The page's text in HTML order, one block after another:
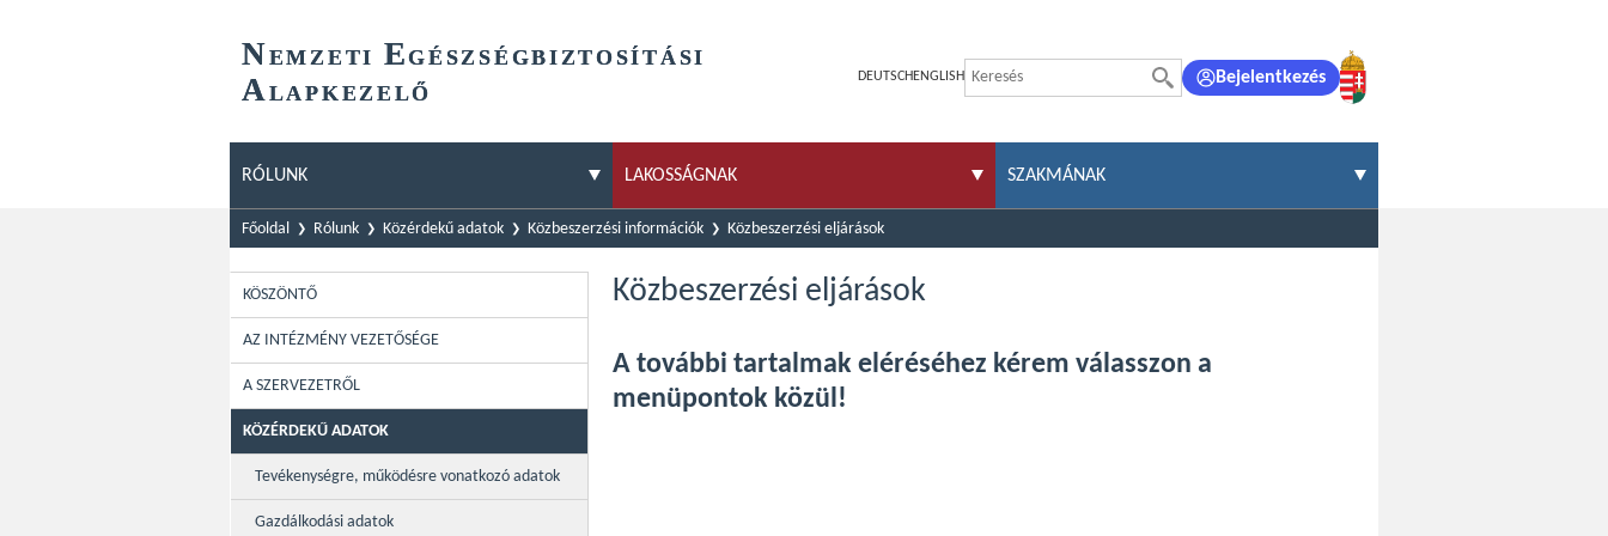
NEMZETI EGÉSZSÉGBIZTOSÍTÁSI
ALAPKEZELŐ
DEUTSCH ENGLISH Bejelentkezés
RÓLUNK LAKOSSÁGNAK SZAKMÁNAK
Főoldal Rólunk Közérdekű adatok Közbeszerzési információk Közbeszerzési eljárások
KÖSZÖNTŐ
AZ INTÉZMÉNY VEZETŐSÉGE
A SZERVEZETRŐL
KÖZÉRDEKŰ ADATOK
Tevékenységre, működésre vonatkozó adatok
Gazdálkodási adatok
Közbeszerzési eljárások
A további tartalmak eléréséhez kérem válasszon a
menüpontok közül!